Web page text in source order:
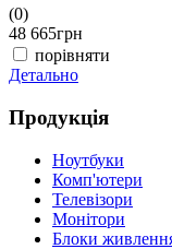
(0)
48 665грн
порівняти
Детально
Продукція
Ноутбуки
Комп'ютери
Телевізори
Монітори
Блоки